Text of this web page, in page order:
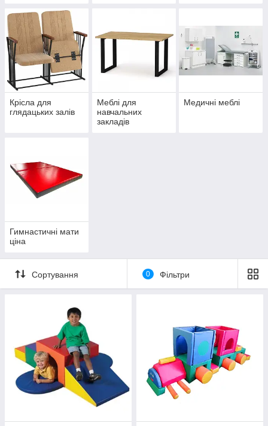
та фарбування під
замовлення
Крісла для
глядацьких залів
Меблі для
навчальних
закладів
Медичні меблі
Гимнастичні мати
ціна
Сортування 0 Фільтри